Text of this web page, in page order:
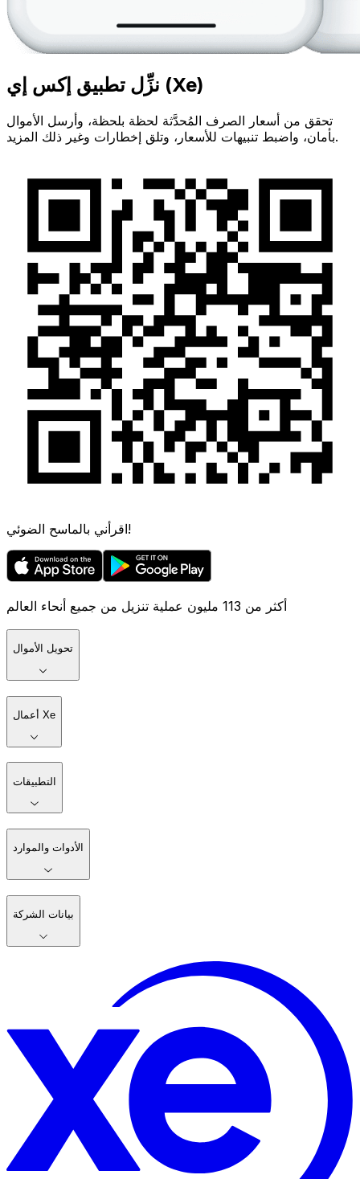
نزِّل تطبيق إكس إي (Xe)
تحقق من أسعار الصرف المُحدَّثة لحظة بلحظة، وأرسل الأموال
بأمان، واضبط تنبيهات للأسعار، وتلق إخطارات وغير ذلك المزيد.
اقرأني بالماسح الضوئي!
أكثر من 113 مليون عملية تنزيل من جميع أنحاء العالم
تحويل الأموال
أعمال Xe
التطبيقات
الأدوات والموارد
بيانات الشركة